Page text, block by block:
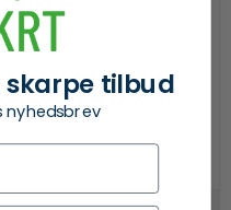
skarpe tilbud
nyhedsbrev